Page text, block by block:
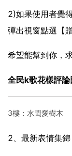
2)如果使用者覺
彈出視窗點選【
希望能幫到你，求
全民k歌花樣評論
3樓：水閏愛樹木
2、最新表情集